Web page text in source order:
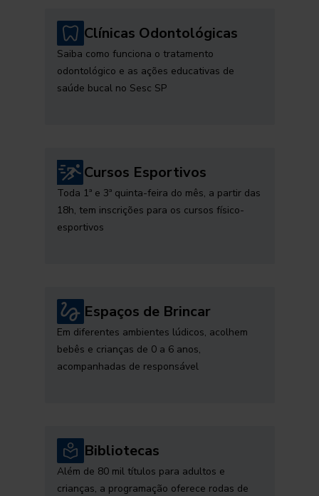
Clínicas Odontológicas
Saiba como funciona o tratamento
odontológico e as ações educativas de
saúde bucal no Sesc SP
Cursos Esportivos
Toda 1ª e 3ª quinta-feira do mês, a partir das
18h, tem inscrições para os cursos físico-
esportivos
Espaços de Brincar
Em diferentes ambientes lúdicos, acolhem
bebês e crianças de 0 a 6 anos,
acompanhadas de responsável
Bibliotecas
Além de 80 mil títulos para adultos e
crianças, a programação oferece rodas de